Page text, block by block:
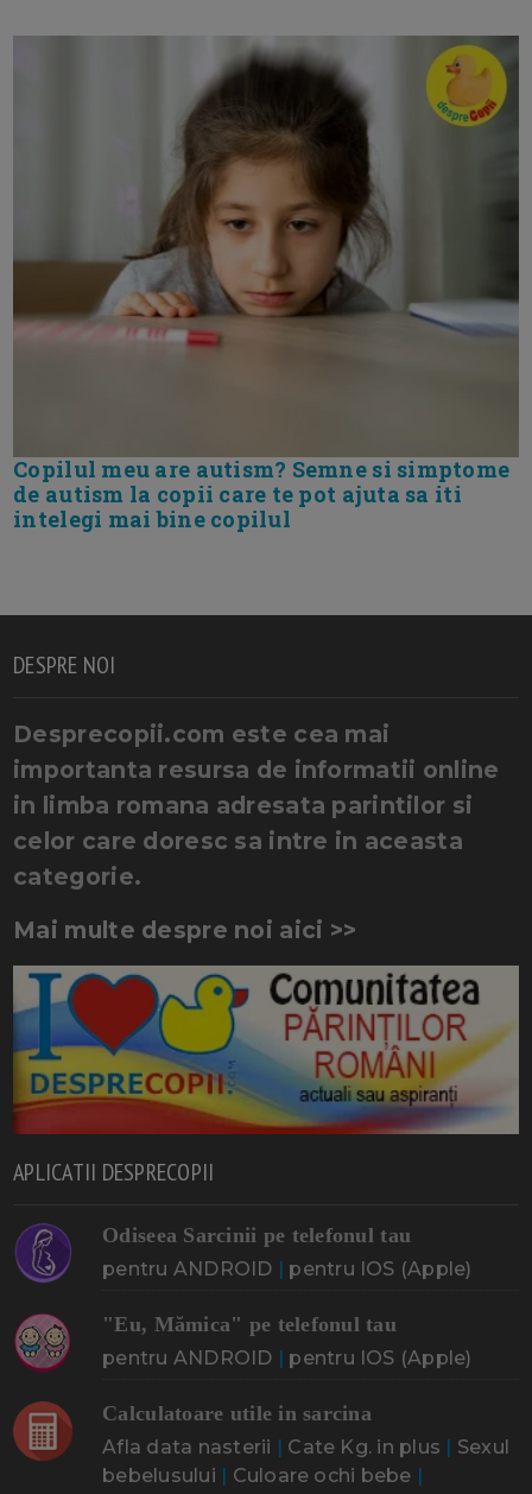
Copilul meu are autism? Semne si simptome
de autism la copii care te pot ajuta sa iti
intelegi mai bine copilul
DESPRE NOI
Desprecopii.com este cea mai
importanta resursa de informatii online
in limba romana adresata parintilor si
celor care doresc sa intre in aceasta
categorie.
Mai multe despre noi aici >>
APLICATII DESPRECOPII
Odiseea Sarcinii pe telefonul tau
pentru ANDROID | pentru IOS (Apple)
"Eu, Mămica" pe telefonul tau
pentru ANDROID | pentru IOS (Apple)
Calculatoare utile in sarcina
Afla data nasterii | Cate Kg. in plus | Sexul
bebelusului | Culoare ochi bebe |